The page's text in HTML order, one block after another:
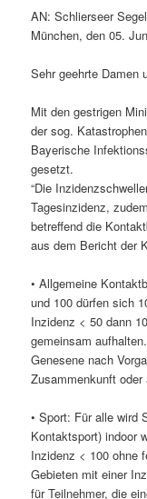
AN: Schlierseer
München, den 05.
Sehr geehrte Damen
Mit den gestrigen
der sog.
Bayerische
gesetzt.
“Die
Tagesinzidenz,
betreffend die
aus dem Bericht der
• Allgemeine
und 100 dürfen sich
Inzidenz < 50 dann
gemeinsam
Genesene nach
Zusammenkunft
• Sport: Für alle wird
Kontaktsport) indoor
Inzidenz < 100 ohne
Gebieten mit einer
für Teilnehmer, die